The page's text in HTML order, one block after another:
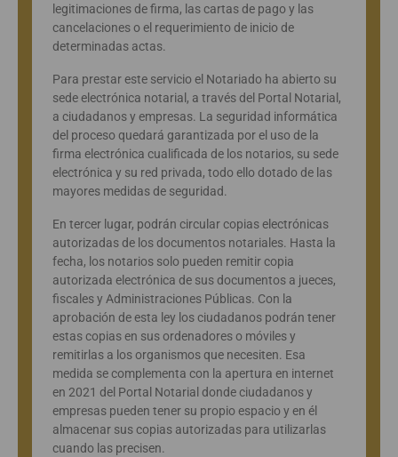
legitimaciones de firma, las cartas de pago y las
cancelaciones o el requerimiento de inicio de
determinadas actas.
Para prestar este servicio el Notariado ha abierto su
sede electrónica notarial, a través del Portal Notarial,
a ciudadanos y empresas. La seguridad informática
del proceso quedará garantizada por el uso de la
firma electrónica cualificada de los notarios, su sede
electrónica y su red privada, todo ello dotado de las
mayores medidas de seguridad.
En tercer lugar, podrán circular copias electrónicas
autorizadas de los documentos notariales. Hasta la
fecha, los notarios solo pueden remitir copia
autorizada electrónica de sus documentos a jueces,
fiscales y Administraciones Públicas. Con la
aprobación de esta ley los ciudadanos podrán tener
estas copias en sus ordenadores o móviles y
remitirlas a los organismos que necesiten. Esa
medida se complementa con la apertura en internet
en 2021 del Portal Notarial donde ciudadanos y
empresas pueden tener su propio espacio y en él
almacenar sus copias autorizadas para utilizarlas
cuando las precisen.